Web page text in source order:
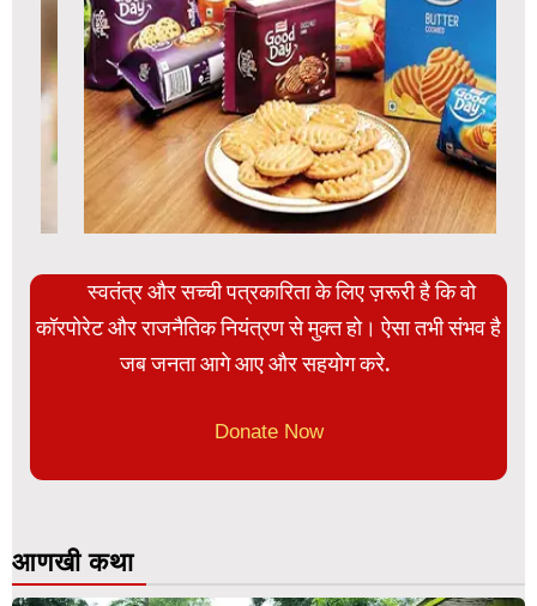
स्वतंत्र और सच्ची पत्रकारिता के लिए ज़रूरी है कि वो
कॉरपोरेट और राजनैतिक नियंत्रण से मुक्त हो। ऐसा तभी संभव है
जब जनता आगे आए और सहयोग करे.
Donate Now
आणखी कथा